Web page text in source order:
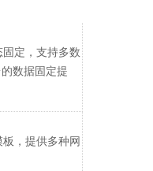
定，支持多数
数据固定提
，提供多种网